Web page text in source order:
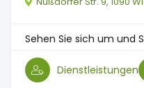
Sehen Sie sich um und
Dienstleistungen